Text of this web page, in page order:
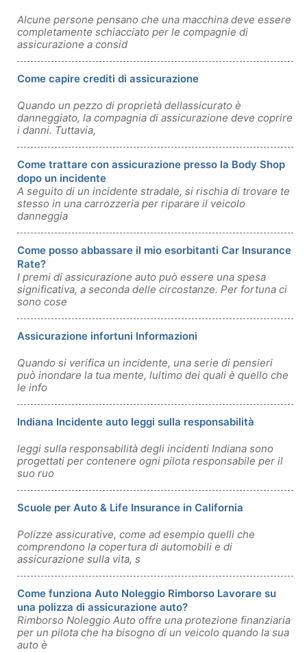
Alcune persone pensano che una macchina deve essere
completamente schiacciato per le compagnie di
assicurazione a consid
Come capire crediti di assicurazione
Quando un pezzo di proprietà dellassicurato è
danneggiato, la compagnia di assicurazione deve coprire
i danni. Tuttavia,
Come trattare con assicurazione presso la Body Shop
dopo un incidente
A seguito di un incidente stradale, si rischia di trovare te
stesso in una carrozzeria per riparare il veicolo
danneggia
Come posso abbassare il mio esorbitanti Car Insurance
Rate?
I premi di assicurazione auto può essere una spesa
significativa, a seconda delle circostanze. Per fortuna ci
sono cose
Assicurazione infortuni Informazioni
Quando si verifica un incidente, una serie di pensieri
può inondare la tua mente, lultimo dei quali è quello che
le info
Indiana Incidente auto leggi sulla responsabilità
leggi sulla responsabilità degli incidenti Indiana sono
progettati per contenere ogni pilota responsabile per il
suo ruo
Scuole per Auto & Life Insurance in California
Polizze assicurative, come ad esempio quelli che
comprendono la copertura di automobili e di
assicurazione sulla vita, s
Come funziona Auto Noleggio Rimborso Lavorare su
una polizza di assicurazione auto?
Rimborso Noleggio Auto offre una protezione finanziaria
per un pilota che ha bisogno di un veicolo quando la sua
auto è